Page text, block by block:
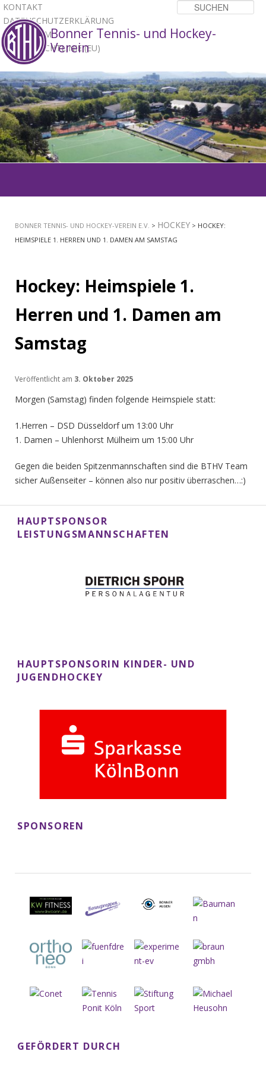
KONTAKT
DATENSCHUTZERKLÄRUNG
IMPRESSUM
COOKIE-RICHTLINIE (EU)
Bonner Tennis- und Hockey-
Verein
1 2 3
INHALT
BONNER TENNIS- UND HOCKEY-VEREIN E.V. > HOCKEY > HOCKEY:
HEIMSPIELE 1. HERREN UND 1. DAMEN AM SAMSTAG
Hockey: Heimspiele 1.
Herren und 1. Damen am
Samstag
Veröffentlicht am 3. Oktober 2025
Morgen (Samstag) finden folgende Heimspiele statt:
1.Herren – DSD Düsseldorf um 13:00 Uhr
1. Damen – Uhlenhorst Mülheim um 15:00 Uhr
Gegen die beiden Spitzenmannschaften sind die BTHV Team
sicher Außenseiter – können also nur positiv überraschen…:)
HAUPTSPONSOR
LEISTUNGSMANNSCHAFTEN
HAUPTSPONSORIN KINDER- UND
JUGENDHOCKEY
SPONSOREN
GEFÖRDERT DURCH